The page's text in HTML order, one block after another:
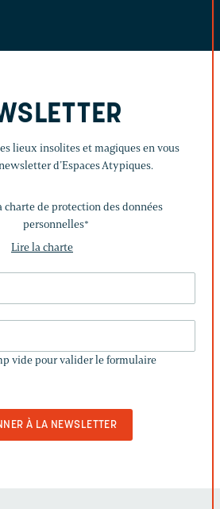
lieux insolites et magiques en vous
d’Espaces Atypiques.
charte de protection des données
personnelles*
Lire la charte
CHAMP
vide pour valider le formulaire